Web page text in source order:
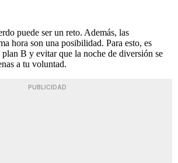
puede ser un reto. Además, las
hora son una posibilidad. Para esto, es
B y evitar que la noche de diversión se
a tu voluntad.
PUBLICIDAD